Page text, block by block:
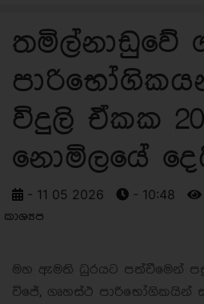
තමිල්නාඩුවේ
විදුලි ඒකක
නොමිලයේ
- 11 05 2026 - 10:48
කාශ්‍යප
මහ ඇමති ධුරයට පත්වීමෙන්
විජේ, ගෘහස්ථ පාරිභෝගිකයින්